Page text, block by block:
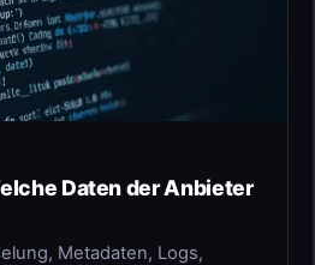
Daten der Anbieter
Metadaten, Logs,